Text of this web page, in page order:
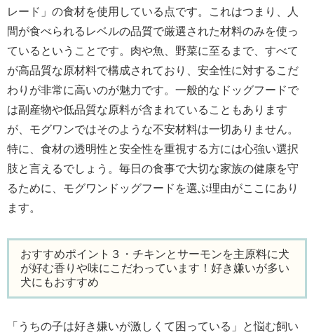
レード」の食材を使用している点です。これはつまり、人
間が食べられるレベルの品質で厳選された材料のみを使っ
ているということです。肉や魚、野菜に至るまで、すべて
が高品質な原材料で構成されており、安全性に対するこだ
わりが非常に高いのが魅力です。一般的なドッグフードで
は副産物や低品質な原料が含まれていることもあります
が、モグワンではそのような不安材料は一切ありません。
特に、食材の透明性と安全性を重視する方には心強い選択
肢と言えるでしょう。毎日の食事で大切な家族の健康を守
るために、モグワンドッグフードを選ぶ理由がここにあり
ます。
おすすめポイント３・チキンとサーモンを主原料に犬
が好む香りや味にこだわっています！好き嫌いが多い
犬にもおすすめ
「うちの子は好き嫌いが激しくて困っている」と悩む飼い